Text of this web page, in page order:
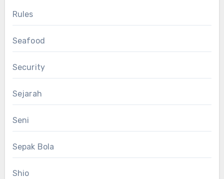
Rules
Seafood
Security
Sejarah
Seni
Sepak Bola
Shio